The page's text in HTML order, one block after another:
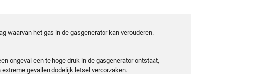
waarvan het gas in de gasgenerator kan verouderen.
ongeval een te hoge druk in de gasgenerator ontstaat,
gevallen dodelijk letsel veroorzaken.